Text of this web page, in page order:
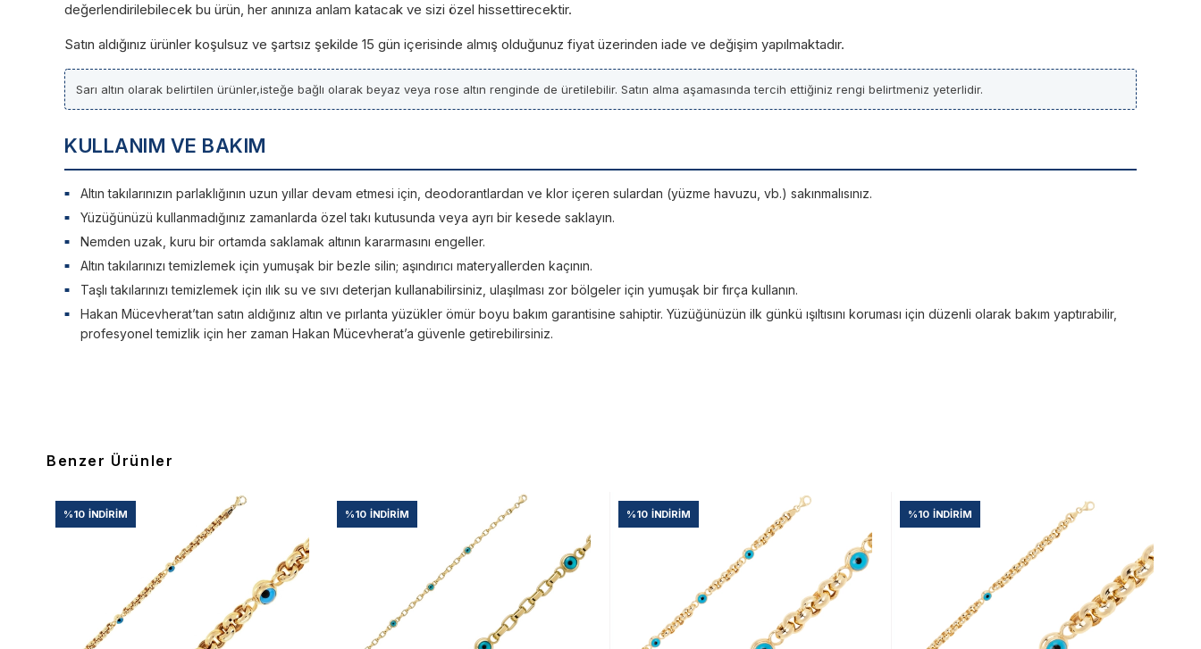
değerlendirilebilecek bu ürün, her anınıza anlam katacak ve sizi özel hissettirecektir.
Satın aldığınız ürünler koşulsuz ve şartsız şekilde 15 gün içerisinde almış olduğunuz fiyat üzerinden iade ve değişim yapılmaktadır.
Sarı altın olarak belirtilen ürünler,isteğe bağlı olarak beyaz veya rose altın renginde de üretilebilir. Satın alma aşamasında tercih ettiğiniz rengi belirtmeniz yeterlidir.
KULLANIM VE BAKIM
Altın takılarınızın parlaklığının uzun yıllar devam etmesi için, deodorantlardan ve klor içeren sulardan (yüzme havuzu, vb.) sakınmalısınız.
Yüzüğünüzü kullanmadığınız zamanlarda özel takı kutusunda veya ayrı bir kesede saklayın.
Nemden uzak, kuru bir ortamda saklamak altının kararmasını engeller.
Altın takılarınızı temizlemek için yumuşak bir bezle silin; aşındırıcı materyallerden kaçının.
Taşlı takılarınızı temizlemek için ılık su ve sıvı deterjan kullanabilirsiniz, ulaşılması zor bölgeler için yumuşak bir fırça kullanın.
Hakan Mücevherat’tan satın aldığınız altın ve pırlanta yüzükler ömür boyu bakım garantisine sahiptir. Yüzüğünüzün ilk günkü ışıltısını koruması için düzenli olarak bakım yaptırabilir,
profesyonel temizlik için her zaman Hakan Mücevherat’a güvenle getirebilirsiniz.
Benzer Ürünler
%10 İNDIRIM %10 İNDIRIM %10 İNDIRIM %10 İNDIRIM